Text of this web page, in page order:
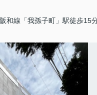
阪和線「我孫子町」駅徒歩15